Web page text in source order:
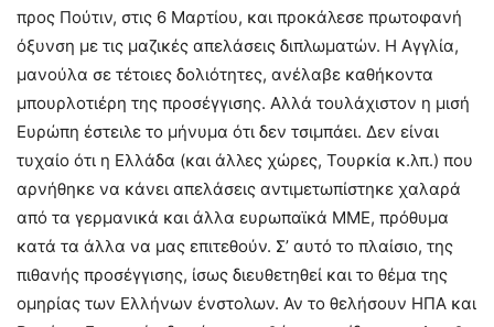
προς Πούτιν, στις 6 Μαρτίου, και προκάλεσε πρωτοφανή
όξυνση με τις μαζικές απελάσεις διπλωματών. Η Αγγλία,
μανούλα σε τέτοιες δολιότητες, ανέλαβε καθήκοντα
μπουρλοτιέρη της προσέγγισης. Αλλά τουλάχιστον η μισή
Ευρώπη έστειλε το μήνυμα ότι δεν τσιμπάει. Δεν είναι
τυχαίο ότι η Ελλάδα (και άλλες χώρες, Τουρκία κ.λπ.) που
αρνήθηκε να κάνει απελάσεις αντιμετωπίστηκε χαλαρά
από τα γερμανικά και άλλα ευρωπαϊκά ΜΜΕ, πρόθυμα
κατά τα άλλα να μας επιτεθούν. Σ’ αυτό το πλαίσιο, της
πιθανής προσέγγισης, ίσως διευθετηθεί και το θέμα της
ομηρίας των Ελλήνων ένστολων. Αν το θελήσουν ΗΠΑ και